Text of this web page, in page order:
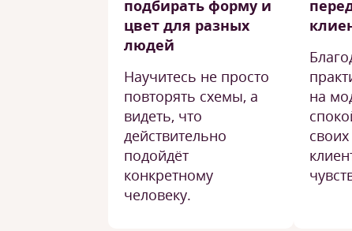
подбирать форму и
цвет для разных
людей
Научитесь не просто
повторять схемы, а
видеть, что
действительно
подойдёт
конкретному
человеку.
на